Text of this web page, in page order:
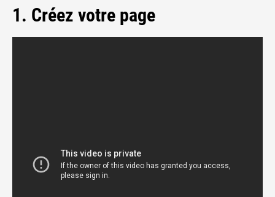
1. Créez votre page